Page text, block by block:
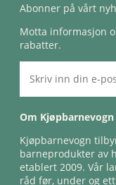
Abonner på vårt
Motta informasjon
rabatter.
Om Kjøpbarnevogn
Kjøpbarnevogn
barneprodukter av
etablert 2009. Vår
råd før, under og